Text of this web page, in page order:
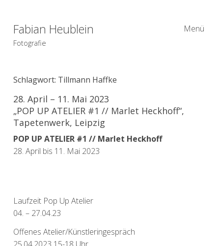
Fabian Heublein
Fotografie
Menü
Schlagwort: Tillmann Haffke
28. April – 11. Mai 2023
„POP UP ATELIER #1 // Marlet Heckhoff“,
Tapetenwerk, Leipzig
POP UP ATELIER #1 // Marlet Heckhoff
28. April bis 11. Mai 2023
Laufzeit Pop Up Atelier
04. – 27.04.23
Offenes Atelier/Künstleringespräch